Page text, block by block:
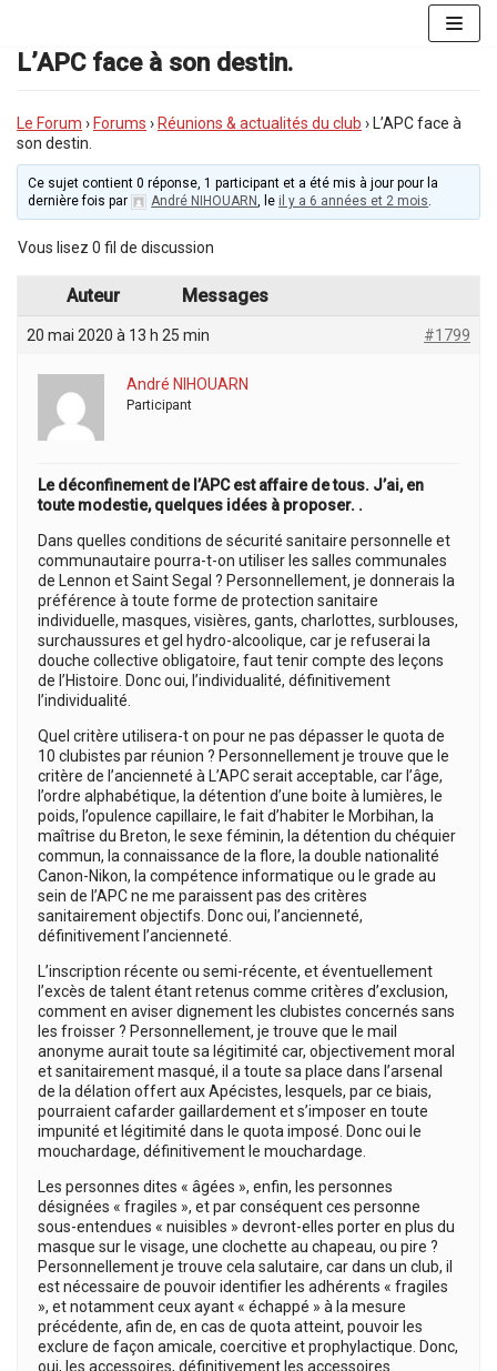
au
contenu
L’APC face à son destin.
Le Forum › Forums › Réunions & actualités du club › L’APC face à
son destin.
Ce sujet contient 0 réponse, 1 participant et a été mis à jour pour la
dernière fois par
André NIHOUARN, le il y a 6 années et 2 mois.
Vous lisez 0 fil de discussion
Auteur Messages
20 mai 2020 à 13 h 25 min #1799
André NIHOUARN
Participant
Le déconfinement de l’APC est affaire de tous. J’ai, en
toute modestie, quelques idées à proposer. .
Dans quelles conditions de sécurité sanitaire personnelle et
communautaire pourra-t-on utiliser les salles communales
de Lennon et Saint Segal ? Personnellement, je donnerais la
préférence à toute forme de protection sanitaire
individuelle, masques, visières, gants, charlottes, surblouses,
surchaussures et gel hydro-alcoolique, car je refuserai la
douche collective obligatoire, faut tenir compte des leçons
de l’Histoire. Donc oui, l’individualité, définitivement
l’individualité.
Quel critère utilisera-t on pour ne pas dépasser le quota de
10 clubistes par réunion ? Personnellement je trouve que le
critère de l’ancienneté à L’APC serait acceptable, car l’âge,
l’ordre alphabétique, la détention d’une boite à lumières, le
poids, l’opulence capillaire, le fait d’habiter le Morbihan, la
maîtrise du Breton, le sexe féminin, la détention du chéquier
commun, la connaissance de la flore, la double nationalité
Canon-Nikon, la compétence informatique ou le grade au
sein de l’APC ne me paraissent pas des critères
sanitairement objectifs. Donc oui, l’ancienneté,
définitivement l’ancienneté.
L’inscription récente ou semi-récente, et éventuellement
l’excès de talent étant retenus comme critères d’exclusion,
comment en aviser dignement les clubistes concernés sans
les froisser ? Personnellement, je trouve que le mail
anonyme aurait toute sa légitimité car, objectivement moral
et sanitairement masqué, il a toute sa place dans l’arsenal
de la délation offert aux Apécistes, lesquels, par ce biais,
pourraient cafarder gaillardement et s’imposer en toute
impunité et légitimité dans le quota imposé. Donc oui le
mouchardage, définitivement le mouchardage.
Les personnes dites « âgées », enfin, les personnes
désignées « fragiles », et par conséquent ces personne
sous-entendues « nuisibles » devront-elles porter en plus du
masque sur le visage, une clochette au chapeau, ou pire ?
Personnellement je trouve cela salutaire, car dans un club, il
est nécessaire de pouvoir identifier les adhérents « fragiles
», et notamment ceux ayant « échappé » à la mesure
précédente, afin de, en cas de quota atteint, pouvoir les
exclure de façon amicale, coercitive et prophylactique. Donc,
oui, les accessoires, définitivement les accessoires.